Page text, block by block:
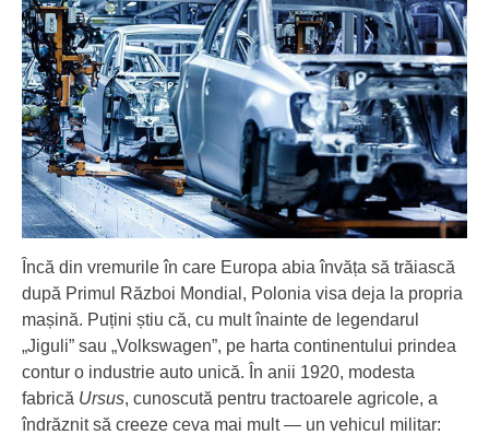
Încă din vremurile în care Europa abia învăța să trăiască
după Primul Război Mondial, Polonia visa deja la propria
mașină. Puțini știu că, cu mult înainte de legendarul
„Jiguli” sau „Volkswagen”, pe harta continentului prindea
contur o industrie auto unică. În anii 1920, modesta
fabrică Ursus, cunoscută pentru tractoarele agricole, a
îndrăznit să creeze ceva mai mult — un vehicul militar: